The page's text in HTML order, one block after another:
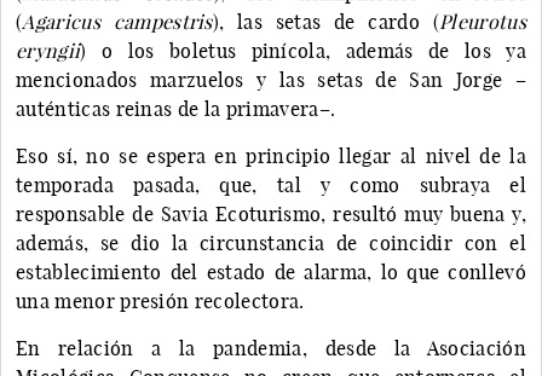
(Agaricus campestris), las setas de cardo (Pleurotus
eryngii) o los boletus pinícola, además de los ya
mencionados marzuelos y las setas de San Jorge –
auténticas reinas de la primavera–.
Eso sí, no se espera en principio llegar al nivel de la
temporada pasada, que, tal y como subraya el
responsable de Savia Ecoturismo, resultó muy buena y,
además, se dio la circunstancia de coincidir con el
establecimiento del estado de alarma, lo que conllevó
una menor presión recolectora.
En relación a la pandemia, desde la Asociación